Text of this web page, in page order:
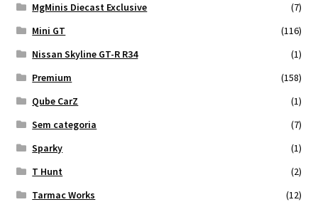
MgMinis Diecast Exclusive
(7)
Mini GT
(116)
Nissan Skyline GT-R R34
(1)
Premium
(158)
Qube CarZ
(1)
Sem categoria
(7)
Sparky
(1)
T Hunt
(2)
Tarmac Works
(12)